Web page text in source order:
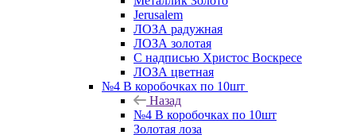
Jerusalem
ЛОЗА радужная
ЛОЗА золотая
С надписью Христос Воскресе
ЛОЗА цветная
№4 В коробочках по 10шт
Назад
№4 В коробочках по 10шт
Золотая лоза